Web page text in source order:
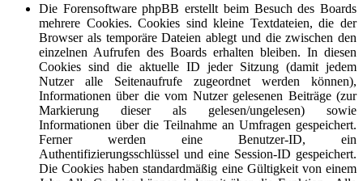
Die Forensoftware phpBB erstellt beim Besuch des Boards
mehrere Cookies. Cookies sind kleine Textdateien, die der
Browser als temporäre Dateien ablegt und die zwischen den
einzelnen Aufrufen des Boards erhalten bleiben. In diesen
Cookies sind die aktuelle ID jeder Sitzung (damit jedem
Nutzer alle Seitenaufrufe zugeordnet werden können),
Informationen über die vom Nutzer gelesenen Beiträge (zur
Markierung dieser als gelesen/ungelesen) sowie
Informationen über die Teilnahme an Umfragen gespeichert.
Ferner werden eine Benutzer-ID, ein
Authentifizierungsschlüssel und eine Session-ID gespeichert.
Die Cookies haben standardmäßig eine Gültigkeit von einem